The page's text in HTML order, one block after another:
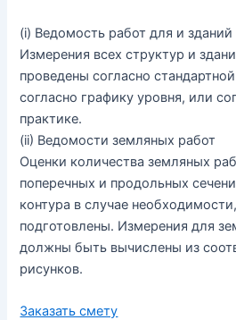
(i) Ведомость работ для и
Измерения всех структур и
проведены согласно стандартной
согласно графику уровня, или
практике.
(ii) Ведомости земляных работ
Оценки количества земляных
поперечных и продольных
контура в случае необходимости,
подготовлены. Измерения для
должны быть вычислены из
рисунков.
Заказать смету